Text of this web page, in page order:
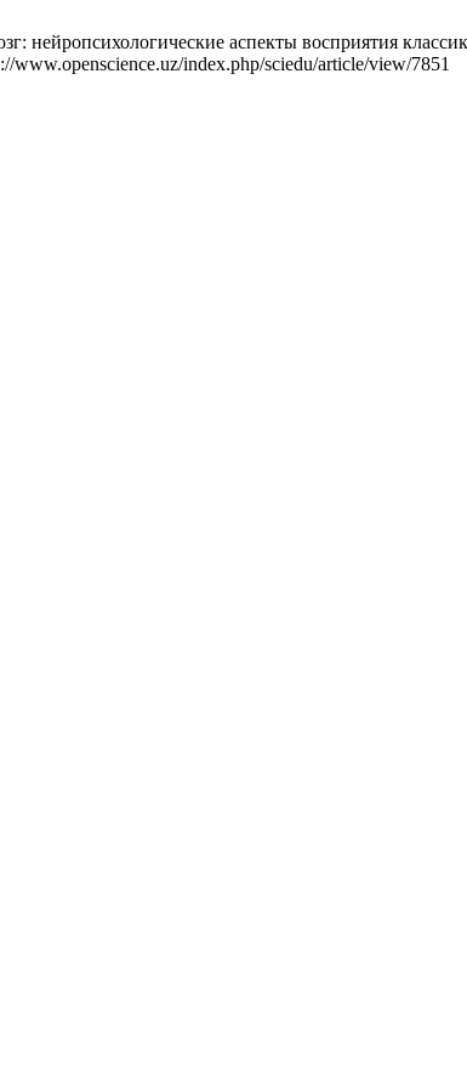
нейропсихологические аспекты восприятия
index.php/sciedu/article/view/7851